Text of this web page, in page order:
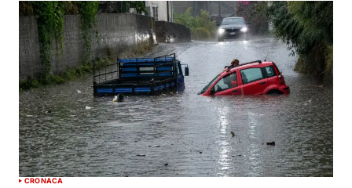
CRONACA